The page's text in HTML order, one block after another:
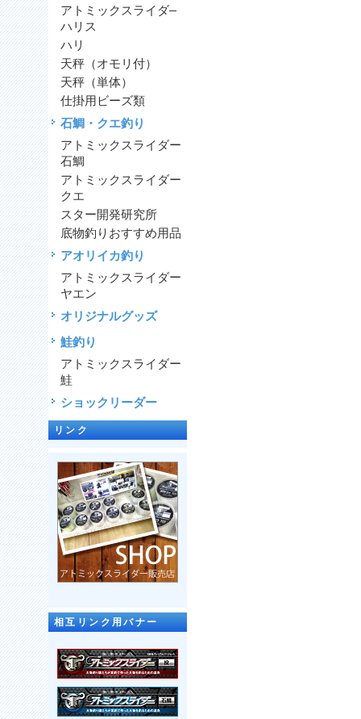
アトミックスライダ―
ハリス
ハリ
天秤（オモリ付）
天秤（単体）
仕掛用ビーズ類
石鯛・クエ釣り
アトミックスライダー
石鯛
アトミックスライダー
クエ
スター開発研究所
底物釣りおすすめ用品
アオリイカ釣り
アトミックスライダー
ヤエン
オリジナルグッズ
鮭釣り
アトミックスライダー
鮭
ショックリーダー
リンク
相互リンク用バナー